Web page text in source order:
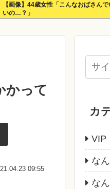
【画像】44歳女性「こんなおばさんで
いの…？」
かって
09:55
カ
VIP
な
な